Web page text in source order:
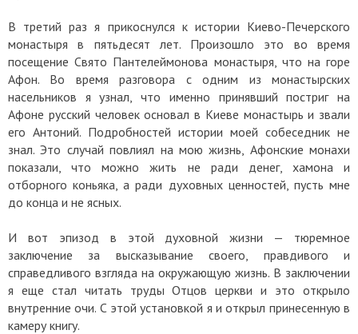
В третий раз я прикоснулся к истории Киево-Печерского
монастыря в пятьдесят лет. Произошло это во время
посещение Свято Пантелеймонова монастыря, что на горе
Афон. Во время разговора с одним из монастырских
насельников я узнал, что именно принявший постриг на
Афоне русский человек основал в Киеве монастырь и звали
его Антоний. Подробностей истории моей собеседник не
знал. Это случай повлиял на мою жизнь, Афонские монахи
показали, что можно жить не ради денег, хамона и
отборного коньяка, а ради духовных ценностей, пусть мне
до конца и не ясных.
И вот эпизод в этой духовной жизни — тюремное
заключение за высказывание своего, правдивого и
справедливого взгляда на окружающую жизнь. В заключении
я еще стал читать труды Отцов церкви и это открыло
внутренние очи. С этой установкой я и открыл принесенную в
камеру книгу.